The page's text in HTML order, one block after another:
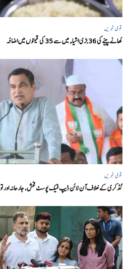
قومی خبریں
کھانے پینے کی 36 بڑی اشیاء میں سے 35 کی قیمتوں میں اضافہ
قومی خبریں
گڈکری کے خلاف آن لائن ڈیپ فیک پوسٹ فحش، جارحانہ اور